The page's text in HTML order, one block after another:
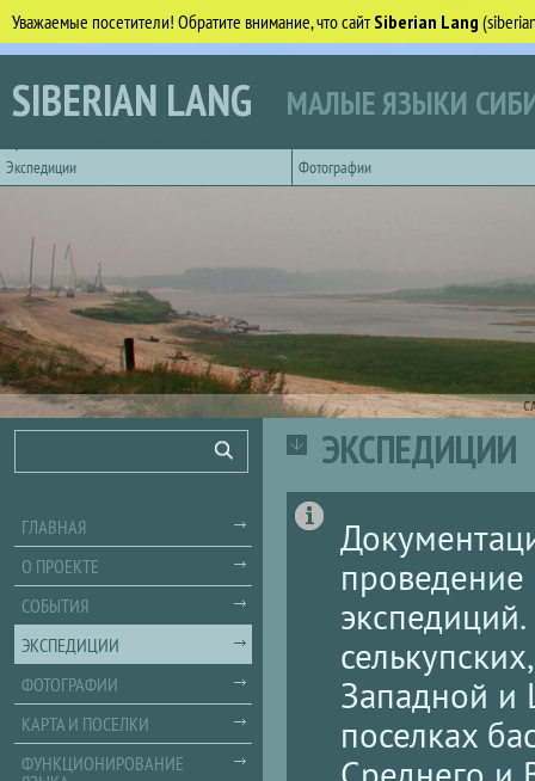
Уважаемые посетители! Обратите внимание, что сайтSiberian Lang
Перейти к основному содержанию
SIBERIAN LANG МАЛЫЕ ЯЗЫКИ
Экспедиции
Фотографии
ЭКСПЕДИЦИИ
проведение
Западной и
поселках
Поиск
ГЛАВНАЯ
О ПРОЕКТЕ
СОБЫТИЯ
ЭКСПЕДИЦИИ
ФОТОГРАФИИ
КАРТА И ПОСЕЛКИ
ФУНКЦИОНИРОВАНИЕ